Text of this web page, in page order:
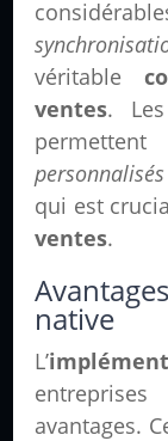
véritable
ventes.
personnalisés
qui est
ventes.
native
L’
avantages.